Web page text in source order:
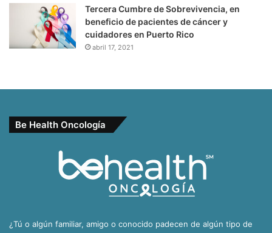
Tercera Cumbre de Sobrevivencia, en
beneficio de pacientes de cáncer y
cuidadores en Puerto Rico
abril 17, 2021
Be Health Oncología
¿Tú o algún familiar, amigo o conocido padecen de algún tipo de